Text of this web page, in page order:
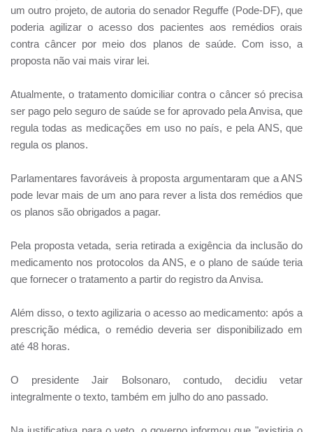
um outro projeto, de autoria do senador Reguffe (Pode-DF), que
poderia agilizar o acesso dos pacientes aos remédios orais
contra câncer por meio dos planos de saúde. Com isso, a
proposta não vai mais virar lei.
Atualmente, o tratamento domiciliar contra o câncer só precisa
ser pago pelo seguro de saúde se for aprovado pela Anvisa, que
regula todas as medicações em uso no país, e pela ANS, que
regula os planos.
Parlamentares favoráveis à proposta argumentaram que a ANS
pode levar mais de um ano para rever a lista dos remédios que
os planos são obrigados a pagar.
Pela proposta vetada, seria retirada a exigência da inclusão do
medicamento nos protocolos da ANS, e o plano de saúde teria
que fornecer o tratamento a partir do registro da Anvisa.
Além disso, o texto agilizaria o acesso ao medicamento: após a
prescrição médica, o remédio deveria ser disponibilizado em
até 48 horas.
O presidente Jair Bolsonaro, contudo, decidiu vetar
integralmente o texto, também em julho do ano passado.